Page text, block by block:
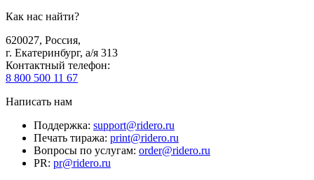
Как нас найти?
620027, Россия,
г. Екатеринбург, а/я 313
Контактный телефон:
8 800 500 11 67
Написать нам
Поддержка: support@ridero.ru
Печать тиража: print@ridero.ru
Вопросы по услугам: order@ridero.ru
PR: pr@ridero.ru